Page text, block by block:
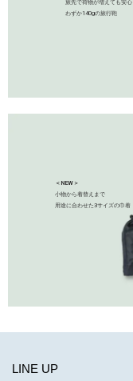
旅先で荷物が増えても安心
わずか140gの旅行鞄
＜NEW＞
小物から着替えまで
用途に合わせた3サイズの巾着
LINE UP